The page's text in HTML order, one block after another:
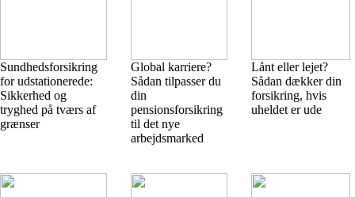
Sundhedsforsikring
for udstationerede:
Sikkerhed og
tryghed på tværs af
grænser
Global karriere?
Sådan tilpasser du
din
pensionsforsikring
til det nye
arbejdsmarked
Lånt eller lejet?
Sådan dækker din
forsikring, hvis
uheldet er ude